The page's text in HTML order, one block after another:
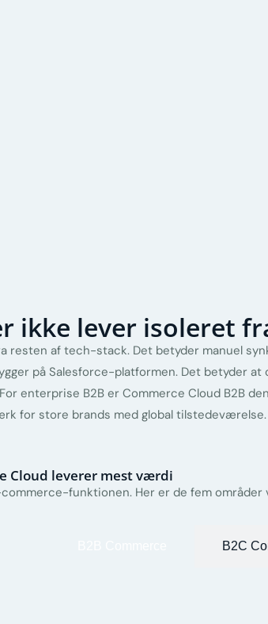
ikke lever isoleret
resten af tech-stack. Det betyder manuel
på Salesforce-platformen. Det betyder
enterprise B2B er Commerce Cloud B2B
for store brands med global tilstedeværelse.
Cloud leverer mest værdi
funktionen. Her er de fem områder
B2C